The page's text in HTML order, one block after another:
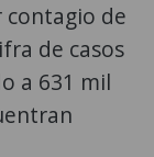
contagio de
de casos
a 631 mil